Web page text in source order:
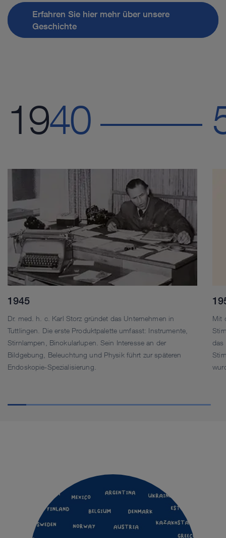
Erfahren Sie hier mehr über unsere
Geschichte
1940
1940
1945
Dr. med. h. c. Karl Storz gründet das Unternehmen in
Tuttlingen. Die erste Produktpalette umfasst: Instrumente,
Stirnlampen, Binokularlupen. Sein Interesse an der
Bildgebung, Beleuchtung und Physik führt zur späteren
Endoskopie-Spezialisierung.
Mit
das